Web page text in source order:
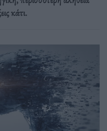
κάτι.